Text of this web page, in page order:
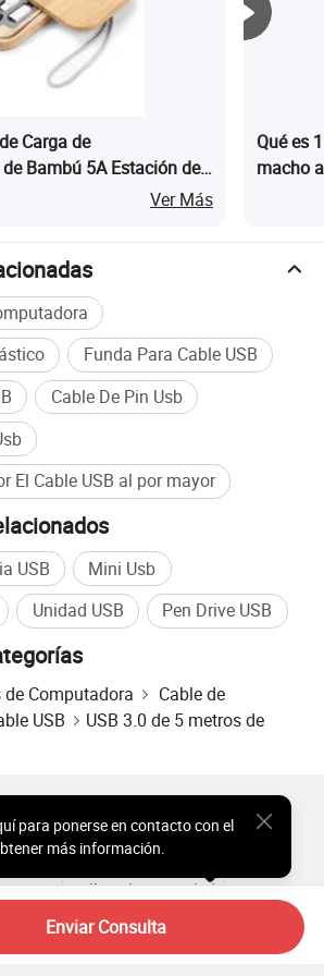
en un año, y garantías de por vida
productos.
fábrica saca 2,2 millones de piezas
póngase en contacto con nosotros
Carga de
Bambú 5A Estación de
Ver Más
Qué es
macho
Funda Para Cable USB
Cable De Pin Usb
El Cable USB al por mayor
USB
Mini Usb
Unidad USB Pen Drive USB
Computadora
Cable de
USB
USB 3.0 de 5 metros de
Enviar Consulta
para ponerse en contacto con el
más información.
al por Mayor
Comprador de Estrella
Política de Privacidad
Contacto
Technology Co., Ltd. All Rights Reserved